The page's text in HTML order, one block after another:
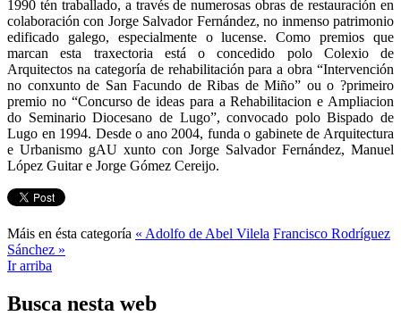
1990 tén traballado, a través de numerosas obras de restauración en
colaboración con Jorge Salvador Fernández, no inmenso patrimonio
edificado galego, especialmente o lucense. Como premios que
marcan esta traxectoria está o concedido polo Colexio de
Arquitectos na categoría de rehabilitación para a obra “Intervención
no conxunto de San Facundo de Ribas de Miño” ou o ?primeiro
premio no “Concurso de ideas para a Rehabilitacion e Ampliacion
do Seminario Diocesano de Lugo”, convocado polo Bispado de
Lugo en 1994. Desde o ano 2004, funda o gabinete de Arquitectura
e Urbanismo gAU xunto con Jorge Salvador Fernández, Manuel
López Guitar e Jorge Gómez Cereijo.
Máis en ésta categoría « Adolfo de Abel Vilela Francisco Rodríguez
Sánchez »
Ir arriba
Busca nesta web